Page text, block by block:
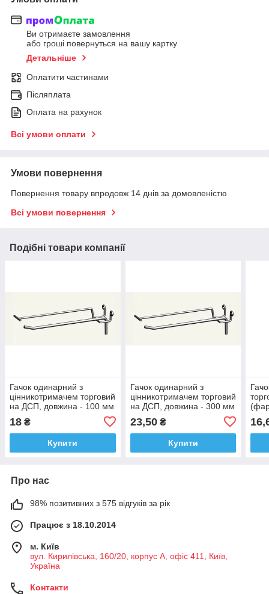
Ви отримаєте замовлення
або гроші повернуться на вашу картку
Детальніше
Оплатити частинами
Післяплата
Оплата на рахунок
Всі умови оплати
Умови повернення
Повернення товару впродовж 14 днів за домовленістю
Всі умови повернення
Подібні товари компанії
Гачок одинарний з
цінникотримачем торговий
на ДСП, довжина - 100 мм
18 ₴
Купити
Гачок одинарний з
цінникотримачем торговий
на ДСП, довжина - 300 мм
23,50₴
Купити
Про нас
98% позитивних з 575 відгуків за рік
Працює з 18.10.2014
м. Київ
вул. Кирилівська, 160/20, корпус А, офіс 411, Київ,
Україна
Контакти